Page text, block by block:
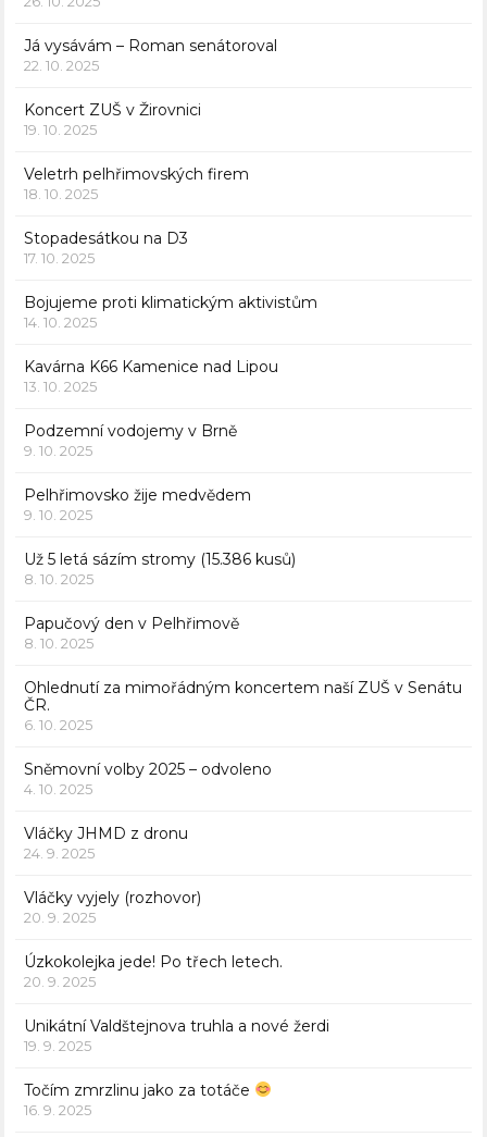
Já vysávám – Roman senátoroval
22. 10. 2025
Koncert ZUŠ v Žirovnici
19. 10. 2025
Veletrh pelhřimovských firem
18. 10. 2025
Stopadesátkou na D3
17. 10. 2025
Bojujeme proti klimatickým aktivistům
14. 10. 2025
Kavárna K66 Kamenice nad Lipou
13. 10. 2025
Podzemní vodojemy v Brně
9. 10. 2025
Pelhřimovsko žije medvědem
9. 10. 2025
Už 5 letá sázím stromy (15.386 kusů)
8. 10. 2025
Papučový den v Pelhřimově
8. 10. 2025
Ohlednutí za mimořádným koncertem naší ZUŠ v Senátu
ČR.
6. 10. 2025
Sněmovní volby 2025 – odvoleno
4. 10. 2025
Vláčky JHMD z dronu
24. 9. 2025
Vláčky vyjely (rozhovor)
20. 9. 2025
Úzkokolejka jede! Po třech letech.
20. 9. 2025
Unikátní Valdštejnova truhla a nové žerdi
19. 9. 2025
Točím zmrzlinu jako za totáče
16. 9. 2025